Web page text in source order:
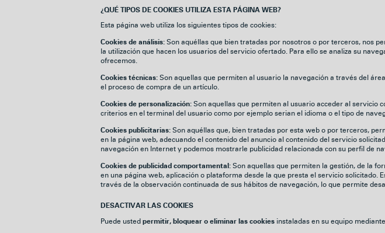
¿QUÉ TIPOS DE COOKIES UTILIZA ESTA PÁGINA WEB?
Esta página web utiliza los siguientes tipos de cookies:
Cookies de análisis: Son aquéllas que bien tratadas por nosotros o por terceros, nos
la utilización que hacen los usuarios del servicio ofertado. Para ello se analiza su
ofrecemos.
Cookies técnicas: Son aquellas que permiten al usuario la navegación a través del
el proceso de compra de un artículo.
Cookies de personalización: Son aquellas que permiten al usuario acceder al servicio
criterios en el terminal del usuario como por ejemplo serian el idioma o el tipo de
Cookies publicitarias: Son aquéllas que, bien tratadas por esta web o por terceros,
en la página web, adecuando el contenido del anuncio al contenido del servicio
navegación en Internet y podemos mostrarle publicidad relacionada con su perfil de
Cookies de publicidad comportamental: Son aquellas que permiten la gestión, de la
en una página web, aplicación o plataforma desde la que presta el servicio
través de la observación continuada de sus hábitos de navegación, lo que permite
DESACTIVAR LAS COOKIES
Puede usted permitir, bloquear o eliminar las cookies instaladas en su equipo